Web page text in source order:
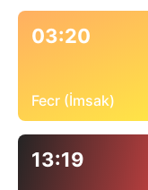
03:20
Fecr (İmsak)
13:19